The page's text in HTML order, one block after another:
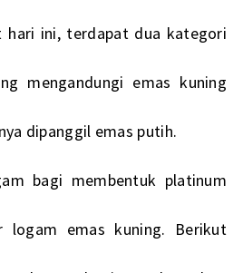
hari ini, terdapat dua kategori
mengandungi emas kuning
dipanggil emas putih.
bagi membentuk platinum
logam emas kuning. Berikut